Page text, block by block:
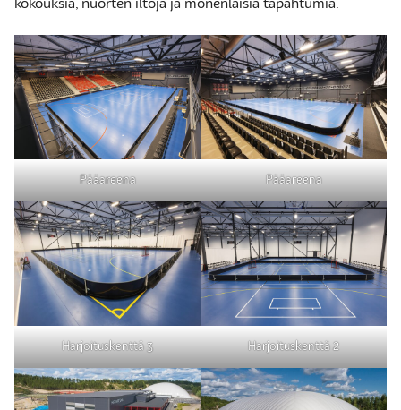
kokouksia, nuorten iltoja ja monenlaisia tapahtumia.
Pääareena Pääareena
Harjoituskenttä 3 Harjoituskenttä 2